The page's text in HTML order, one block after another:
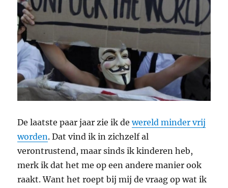
De laatste paar jaar zie ik dewereld minder vrij
worden. Dat vind ik in zichzelf al
verontrustend, maar sinds ik kinderen heb,
merk ik dat het me op een andere manier ook
raakt. Want het roept bij mij de vraag op wat ik